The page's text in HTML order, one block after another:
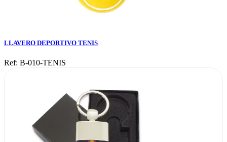
LLAVERO DEPORTIVO TENIS
Ref: B-010-TENIS